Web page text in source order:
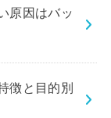
原因はバッ
徴と目的別